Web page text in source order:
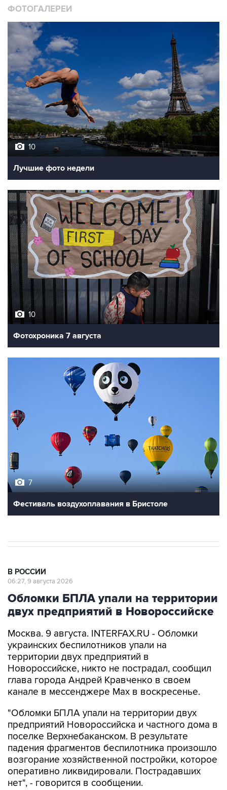
ФОТОГАЛЕРЕИ
10
Лучшие фото недели
10
Фотохроника 7 августа
7
Фестиваль воздухоплавания в Бристоле
В РОССИИ
06:27, 9 августа 2026
Обломки БПЛА упали на территории
двух предприятий в Новороссийске
Москва. 9 августа. INTERFAX.RU - Обломки
украинских беспилотников упали на
территории двух предприятий в
Новороссийске, никто не пострадал, сообщил
глава города Андрей Кравченко в своем
канале в мессенджере Max в воскресенье.
"Обломки БПЛА упали на территории двух
предприятий Новороссийска и частного дома в
поселке Верхнебаканском. В результате
падения фрагментов беспилотника произошло
возгорание хозяйственной постройки, которое
оперативно ликвидировали. Пострадавших
нет", - говорится в сообщении.